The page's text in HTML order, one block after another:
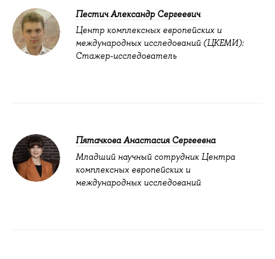
Пестич Александр Сергеевич
Центр комплексных европейских и
международных исследований (ЦКЕМИ):
Стажер-исследователь
Пятачкова Анастасия Сергеевна
Младший научный сотрудник Центра
комплексных европейских и
международных исследований